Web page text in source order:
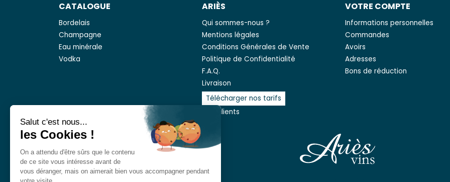
CATALOGUE
Bordelais
Champagne
Eau minérale
Vodka
ARIÈS
Qui sommes-nous ?
Mentions légales
Conditions Générales de Vente
Politique de Confidentialité
F.A.Q.
Livraison
Télécharger nos tarifs
Avis clients
VOTRE COMPTE
Informations personnelles
Commandes
Avoirs
Adresses
Bons de réduction
Salut c'est nous...
les Cookies !
On a attendu d'être sûrs que le contenu
de ce site vous intéresse avant de
vous déranger, mais on aimerait bien vous accompagner pendant
votre visite...